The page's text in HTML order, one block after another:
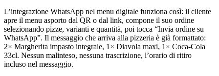
L’integrazione WhatsApp nel menu digitale funziona così: il cliente
apre il menu asporto dal QR o dal link, compone il suo ordine
selezionando pizze, varianti e quantità, poi tocca “Invia ordine su
WhatsApp”. Il messaggio che arriva alla pizzeria è già formattato:
2× Margherita impasto integrale, 1× Diavola maxi, 1× Coca-Cola
33cl. Nessun malinteso, nessuna trascrizione, l’orario di ritiro
incluso nel messaggio.